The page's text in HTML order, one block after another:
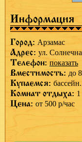
Информация
Город: Арзамас
Адрес: ул.
Телефон: показать
Вместимость: до
Купаемся: бассейн.
Комнат отдыха: 1
Цена: от 500 р/час